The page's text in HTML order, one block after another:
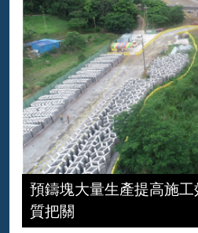
預鑄塊大量生產提高施
質把關